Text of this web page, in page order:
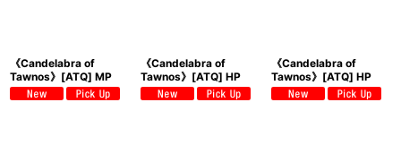
《Candelabra of
Tawnos》[ATQ] MP
《Candelabra of
Tawnos》[ATQ] HP
《Candelabra of
Tawnos》[ATQ] HP